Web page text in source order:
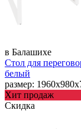
в Балашихе
Стол для
белый
размер:
Хит продаж
Скидка